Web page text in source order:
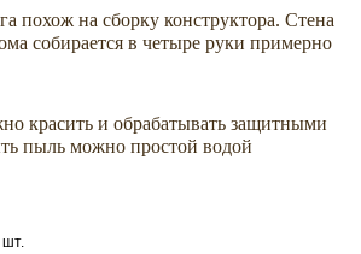
похож на сборку конструктора. Стена
собирается в четыре руки примерно
красить и обрабатывать защитными
пыль можно простой водой
шт.